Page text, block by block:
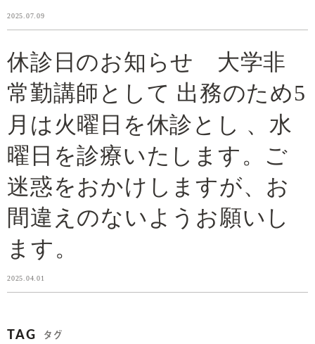
2025.07.09
休診日のお知らせ 大学非
常勤講師として 出務のため5
月は火曜日を休診とし 、水
曜日を診療いたします。ご
迷惑をおかけしますが、お
間違えのないようお願いし
ます。
2025.04.01
TAG タグ